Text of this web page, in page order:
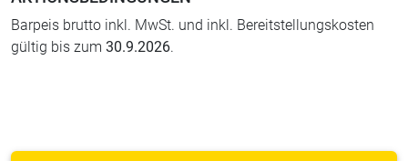
Barpeis brutto inkl. MwSt. und inkl. Bereitstellungskosten
gültig bis zum 30.9.2026.